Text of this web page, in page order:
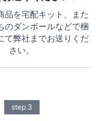
品を宅配キット、また
のダンボールなどで梱
て弊社までお送りくだ
さい。
step.3